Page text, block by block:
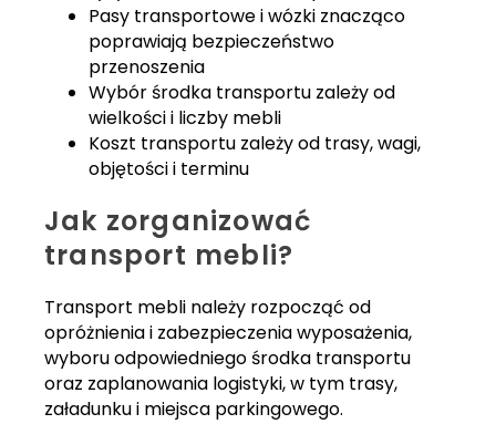
Pasy transportowe i wózki znacząco
poprawiają bezpieczeństwo
przenoszenia
Wybór środka transportu zależy od
wielkości i liczby mebli
Koszt transportu zależy od trasy, wagi,
objętości i terminu
Jak zorganizować
transport mebli?
Transport mebli należy rozpocząć od
opróżnienia i zabezpieczenia wyposażenia,
wyboru odpowiedniego środka transportu
oraz zaplanowania logistyki, w tym trasy,
załadunku i miejsca parkingowego.